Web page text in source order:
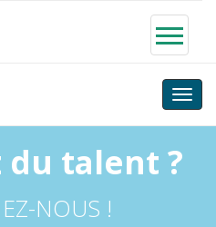
Toggle
du talent ?
NOUS !